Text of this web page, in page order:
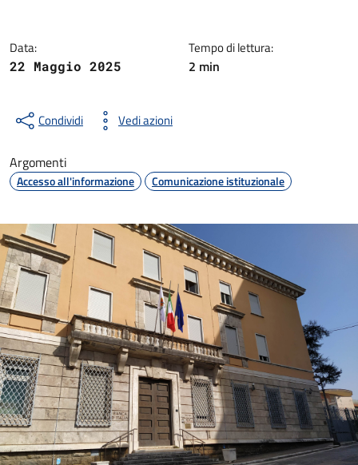
Data:
22 Maggio 2025
Tempo di lettura:
2 min
Condividi Vedi azioni
Argomenti
Accesso all'informazione Comunicazione istituzionale